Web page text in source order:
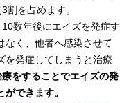
割を占めます。
数年後にエイズを発症す
なく、他者へ感染させて
を発症してしまうと治療
療をすることでエイズの発
できます。